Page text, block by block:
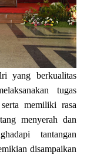
yang berkualitas
tugas
memiliki rasa
menyerah dan
adapi tantangan
disampaikan